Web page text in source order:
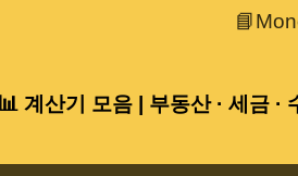
📊 계산기 모음 | 부동산 · 세금 ·